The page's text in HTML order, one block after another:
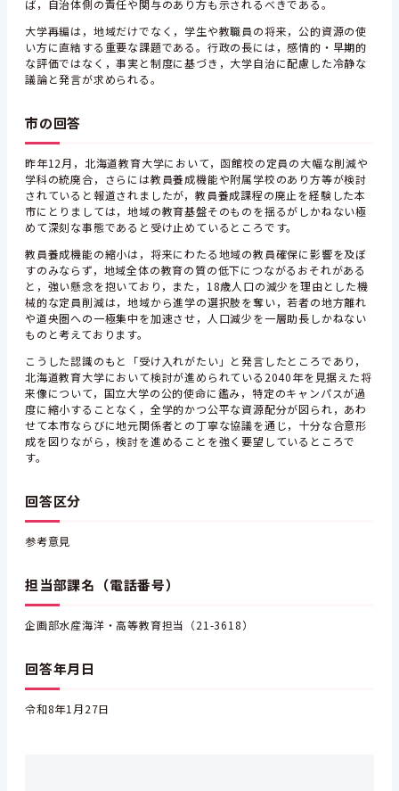
ば，自治体側の責任や関与のあり方も示されるべきである。
大学再編は，地域だけでなく，学生や教職員の将来，公的資源の使
い方に直結する重要な課題である。行政の長には，感情的・早期的
な評価ではなく，事実と制度に基づき，大学自治に配慮した冷静な
議論と発言が求められる。
市の回答
昨年12月，北海道教育大学において，函館校の定員の大幅な削減や
学科の統廃合，さらには教員養成機能や附属学校のあり方等が検討
されていると報道されましたが，教員養成課程の廃止を経験した本
市にとりましては，地域の教育基盤そのものを揺るがしかねない極
めて深刻な事態であると受け止めているところです。
教員養成機能の縮小は，将来にわたる地域の教員確保に影響を及ぼ
すのみならず，地域全体の教育の質の低下につながるおそれがある
と，強い懸念を抱いており，また，18歳人口の減少を理由とした機
械的な定員削減は，地域から進学の選択肢を奪い，若者の地方離れ
や道央圏への一極集中を加速させ，人口減少を一層助長しかねない
ものと考えております。
こうした認識のもと「受け入れがたい」と発言したところであり，
北海道教育大学において検討が進められている2040年を見据えた将
来像について，国立大学の公的使命に鑑み，特定のキャンパスが過
度に縮小することなく，全学的かつ公平な資源配分が図られ，あわ
せて本市ならびに地元関係者との丁寧な協議を通じ，十分な合意形
成を図りながら，検討を進めることを強く要望しているところで
す。
回答区分
参考意見
担当部課名（電話番号）
企画部水産海洋・高等教育担当（21-3618）
回答年月日
令和8年1月27日